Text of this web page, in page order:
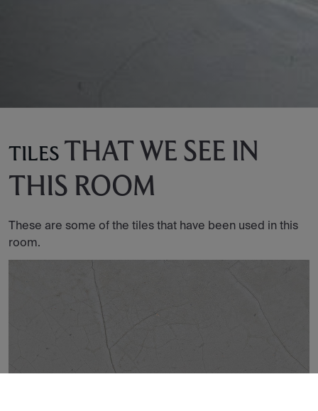
TILES THAT WE SEE IN
THIS ROOM
These are some of the tiles that have been used in this
room.